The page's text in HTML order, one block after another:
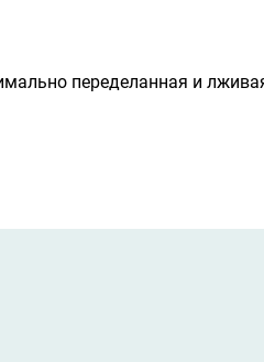
переделанная и